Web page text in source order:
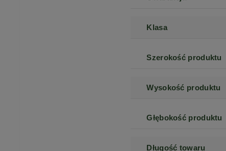
Klasa
Szerokość produktu
Wysokość produktu
Głębokość produktu
Długość towaru